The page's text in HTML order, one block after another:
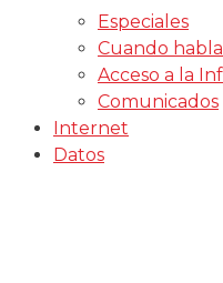
Especiales
Cuando
Acceso a la
Comunicados
Internet
Datos